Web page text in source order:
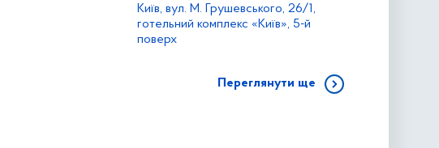
Київ, вул. М. Грушевського, 26/1,
готельний комплекс «Київ», 5-й
поверх
Переглянути ще